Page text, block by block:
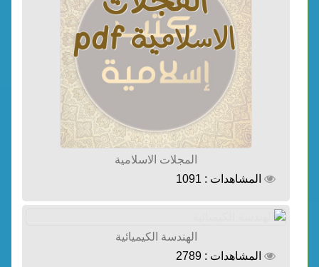
المجلات الاسلامية
المشاهدات : 1091
الهندسة الكيميائية
المشاهدات : 2789